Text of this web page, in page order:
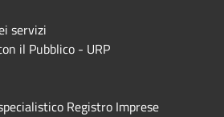
servizi
il Pubblico - URP
Registro Imprese